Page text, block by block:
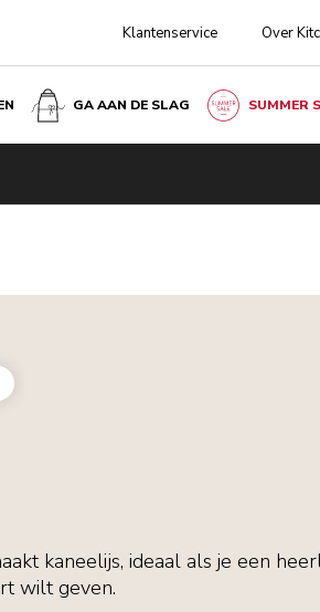
Klantenservice Over
GA AAN DE SLAG SUMMER
kaneelijs, ideaal als je een
wilt geven.